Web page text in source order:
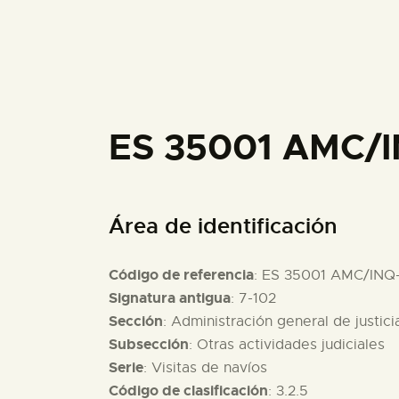
ES 35001
Área de identificación
Código de referencia: ES 35001 AMC/
Signatura antigua: 7-102
Sección: Administración general de
Subsección: Otras actividades judiciales
Serie: Visitas de navíos
Código de clasificación: 3.2.5